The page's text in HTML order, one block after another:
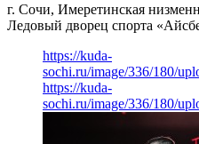
г. Сочи, Имеретинская
Ледовый дворец спорта
https://kuda-
sochi.ru/image/336/180/
https://kuda-
sochi.ru/image/336/180/